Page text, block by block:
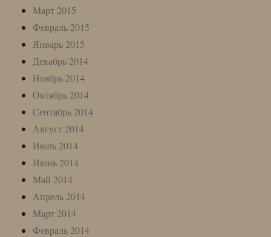
Март 2015
Февраль 2015
Январь 2015
Декабрь 2014
Ноябрь 2014
Октябрь 2014
Сентябрь 2014
Август 2014
Июль 2014
Июнь 2014
Май 2014
Апрель 2014
Март 2014
Февраль 2014